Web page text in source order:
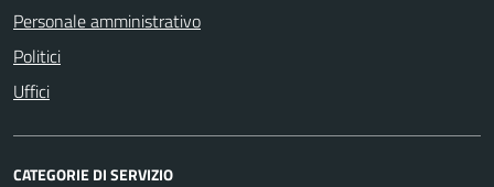
Personale amministrativo
Politici
Uffici
CATEGORIE DI SERVIZIO